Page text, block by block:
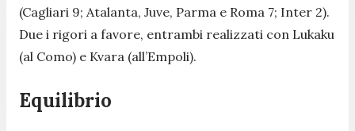
(Cagliari 9; Atalanta, Juve, Parma e Roma 7; Inter 2).
Due i rigori a favore, entrambi realizzati con Lukaku
(al Como) e Kvara (all’Empoli).
Equilibrio